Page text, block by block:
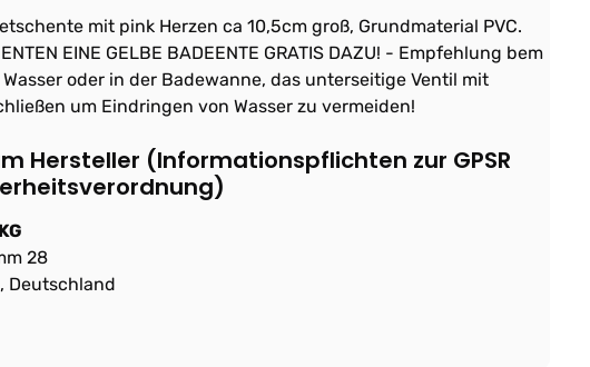
mit pink Herzen ca 10,5cm groß, Grundmaterial PVC.
EINE GELBE BADEENTE GRATIS DAZU! - Empfehlung bem
oder in der Badewanne, das unterseitige Ventil mit
um Eindringen von Wasser zu vermeiden!
Hersteller (Informationspflichten zur GPSR
28
Deutschland